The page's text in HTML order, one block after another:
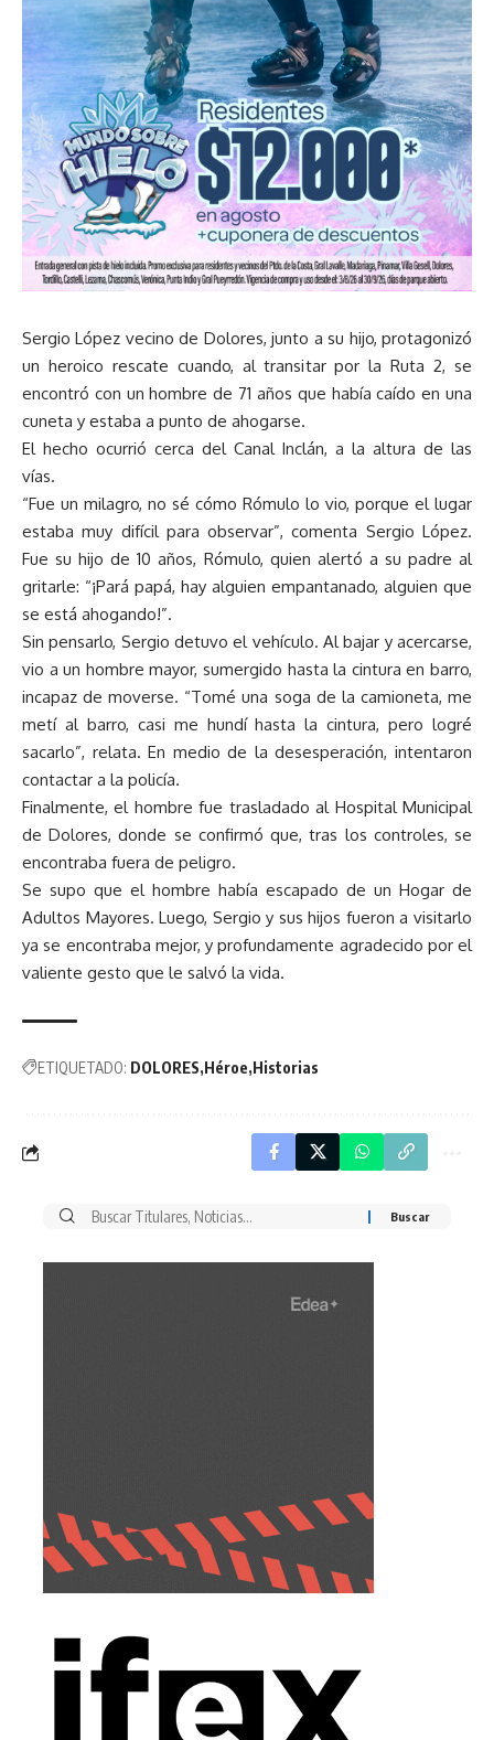
Sergio López vecino de Dolores, junto a su hijo, protagonizó
un heroico rescate cuando, al transitar por la Ruta 2, se
encontró con un hombre de 71 años que había caído en una
cuneta y estaba a punto de ahogarse.
El hecho ocurrió cerca del Canal Inclán, a la altura de las
vías.
“Fue un milagro, no sé cómo Rómulo lo vio, porque el lugar
estaba muy difícil para observar”, comenta Sergio López.
Fue su hijo de 10 años, Rómulo, quien alertó a su padre al
gritarle: “¡Pará papá, hay alguien empantanado, alguien que
se está ahogando!”.
Sin pensarlo, Sergio detuvo el vehículo. Al bajar y acercarse,
vio a un hombre mayor, sumergido hasta la cintura en barro,
incapaz de moverse. “Tomé una soga de la camioneta, me
metí al barro, casi me hundí hasta la cintura, pero logré
sacarlo”, relata. En medio de la desesperación, intentaron
contactar a la policía.
Finalmente, el hombre fue trasladado al Hospital Municipal
de Dolores, donde se confirmó que, tras los controles, se
encontraba fuera de peligro.
Se supo que el hombre había escapado de un Hogar de
Adultos Mayores. Luego, Sergio y sus hijos fueron a visitarlo
ya se encontraba mejor, y profundamente agradecido por el
valiente gesto que le salvó la vida.
ETIQUETADO: DOLORES Héroe Historias
Buscar